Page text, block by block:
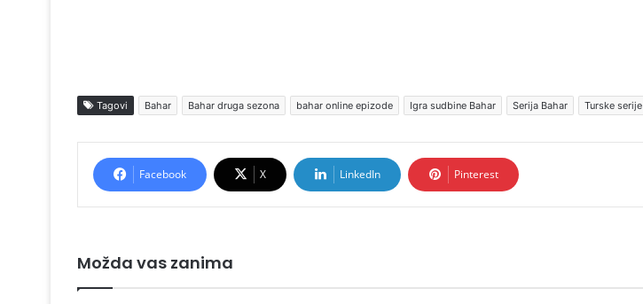
Tagovi Bahar Bahar druga sezona bahar online epizode Igra sudbine Bahar Serija Bahar Turske serije
Facebook X LinkedIn Pinterest
Možda vas zanima